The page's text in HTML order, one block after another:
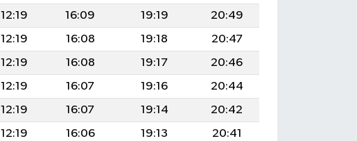
12:19 16:09 19:19
20:49
12:19 16:08 19:18
20:47
12:19 16:08 19:17
20:46
12:19 16:07 19:16
20:44
12:19 16:07 19:14
20:42
12:19 16:06 19:13
20:41